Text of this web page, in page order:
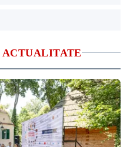
ACTUALITATE